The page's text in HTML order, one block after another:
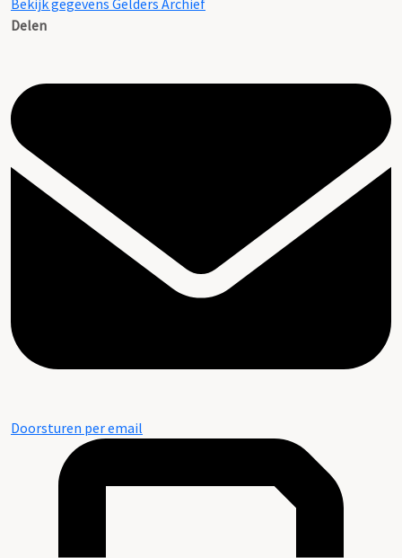
Bekijk gegevens Gelders Archief
Delen
Doorsturen per email